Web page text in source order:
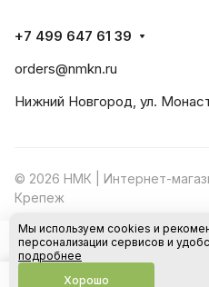
В
+7 499 647 61 39
orders@nmkn.ru
Нижний Новгород, ул.
© 2026 НМК | Интернет-
Крепеж
Мы используем cookies и
персонализации сервисов и
подробнее
Хорошо